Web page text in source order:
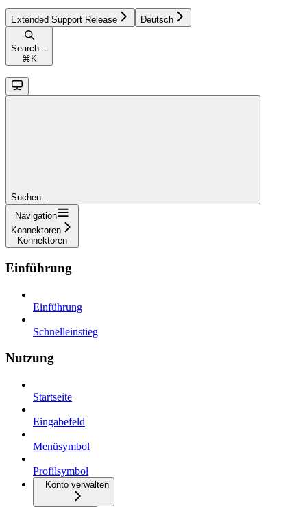
Extended Support Release Deutsch
Search...
⌘ K
Suchen...
Navigation
Konnektoren
Konnektoren
Einführung
Einführung
Schnelleinstieg
Nutzung
Startseite
Eingabefeld
Menüsymbol
Profilsymbol
Konto verwalten